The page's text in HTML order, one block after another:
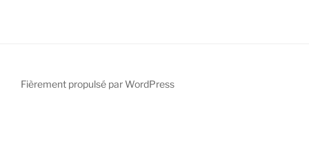
Fièrement propulsé par WordPress